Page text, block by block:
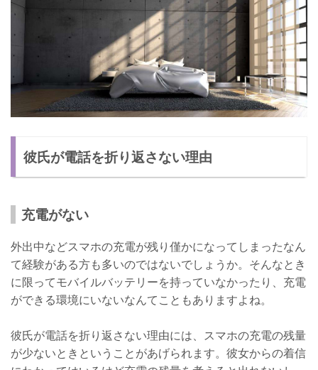
彼氏が電話を折り返さない理由
充電がない
外出中などスマホの充電が残り僅かになってしまったなん
て経験がある方も多いのではないでしょうか。そんなとき
に限ってモバイルバッテリーを持っていなかったり、充電
ができる環境にいないなんてこともありますよね。
彼氏が電話を折り返さない理由には、スマホの充電の残量
が少ないときということがあげられます。彼女からの着信